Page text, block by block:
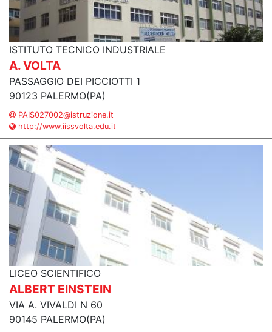
ISTITUTO TECNICO INDUSTRIALE
A. VOLTA
PASSAGGIO DEI PICCIOTTI 1
90123 PALERMO(PA)
PAIS027002@istruzione.it
http://www.iissvolta.edu.it
LICEO SCIENTIFICO
ALBERT EINSTEIN
VIA A. VIVALDI N 60
90145 PALERMO(PA)